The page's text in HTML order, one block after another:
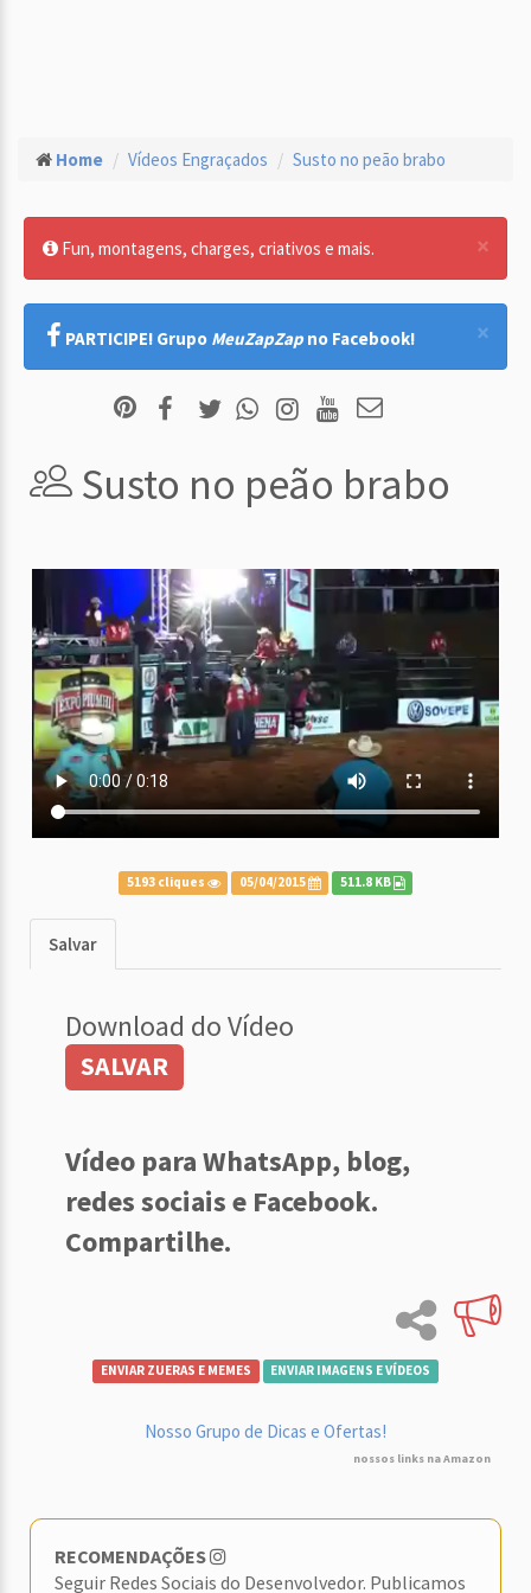
Home Vídeos Engraçados Susto no peão brabo
×
Fun, montagens, charges, criativos e mais.
×
PARTICIPE! Grupo MeuZapZap no Facebook!
Susto no peão brabo
5193 cliques 05/04/2015 511.8 KB
Salvar
Download do Vídeo
SALVAR
Vídeo para WhatsApp, blog,
redes sociais e Facebook.
Compartilhe.
ENVIAR ZUERAS E MEMES ENVIAR IMAGENS E VÍDEOS
Nosso Grupo de Dicas e Ofertas!
nossos links na Amazon
RECOMENDAÇÕES
Seguir Redes Sociais do Desenvolvedor. Publicamos